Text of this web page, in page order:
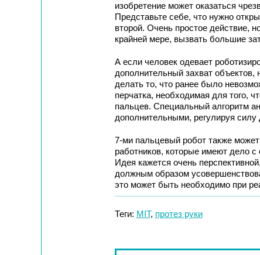
изобретение может оказаться
Представьте себе, что нужно
второй. Очень простое действие,
крайней мере, вызвать большие
А если человек одевает
дополнительный захват объектов,
делать то, что ранее было
перчатка, необходимая для того,
пальцев. Специальный алгоритм
дополнительными, регулируя
7-ми пальцевый робот также
работников, которые имеют дело
Идея кажется очень
должным образом
это может быть необходимо при
Теги: MIT, протез руки